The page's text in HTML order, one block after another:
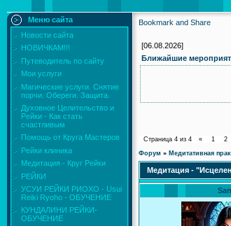
Меню сайта
Новости сайта
НОВИЧКАМ!!!
Путеводитель по сайту
Мои услуги
Магические услуги. Снятие
порчи. Обереги. Защита.
Духовное Целительство и
Рейки - Как стать
счастливым
Помощь от Круга Мастеров
Рейки клиника
Медитация - Круг Рейки
РЕЙКИ
УСУИ РЕЙКИ РИОХО - Usui
Reiki Ryoho - ОБУЧЕНИЕ
КУНДАЛИНИ РЕЙКИ-
ОБУЧЕНИЕ
[06.08.2026]
Ближайшие
Страница 4 из 4 « 1 2
Форум » Медитативная
Медитация -